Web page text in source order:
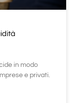
in modo
e privati.